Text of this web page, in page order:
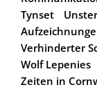
Tynset
Verhinderter
Wolf Lepenies
Zeiten in